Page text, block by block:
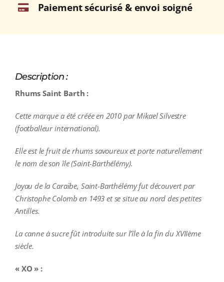
Paiement sécurisé & envoi soigné
Description :
Rhums Saint Barth :
Cette marque a été créée en 2010 par Mikael Silvestre
(footballeur international).
Elle est le fruit de rhums savoureux et porte naturellement
le nom de son île (Saint-Barthélémy).
Joyau de la Caraïbe, Saint-Barthélémy fut découvert par
Christophe Colomb en 1493 et se situe au nord des petites
Antilles.
La canne à sucre fût introduite sur l’île à la fin du XVIIème
siècle.
« XO » :